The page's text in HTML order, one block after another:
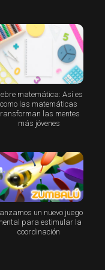
matemática: Así es
como las matemáticas
las mentes
más jóvenes
un nuevo juego
para estimular la
coordinación